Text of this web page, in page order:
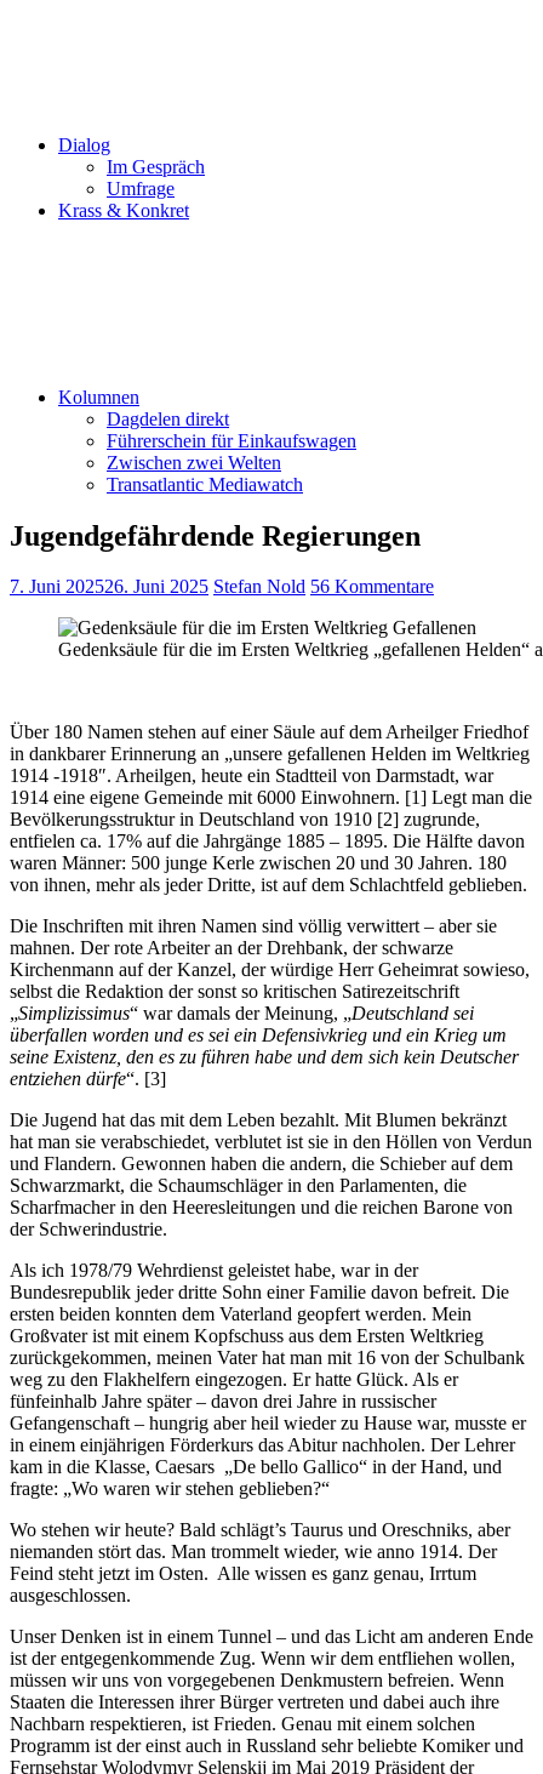
Dialog
Im Gespräch
Umfrage
Krass & Konkret
Kolumnen
Dagdelen direkt
Führerschein für Einkaufswagen
Zwischen zwei Welten
Transatlantic Mediawatch
Jugendgefährdende Regierungen
7. Juni 202526. Juni 2025 Stefan Nold 56 Kommentare
Gedenksäule für die im Ersten Weltkrieg „gefallenen
Über 180 Namen stehen auf einer Säule auf dem Arheilger Friedhof
in dankbarer Erinnerung an „unsere gefallenen Helden im Weltkrieg
1914 -1918″. Arheilgen, heute ein Stadtteil von Darmstadt, war
1914 eine eigene Gemeinde mit 6000 Einwohnern. [1] Legt man die
Bevölkerungsstruktur in Deutschland von 1910 [2] zugrunde,
entfielen ca. 17% auf die Jahrgänge 1885 – 1895. Die Hälfte davon
waren Männer: 500 junge Kerle zwischen 20 und 30 Jahren. 180
von ihnen, mehr als jeder Dritte, ist auf dem Schlachtfeld geblieben.
Die Inschriften mit ihren Namen sind völlig verwittert – aber sie
mahnen. Der rote Arbeiter an der Drehbank, der schwarze
Kirchenmann auf der Kanzel, der würdige Herr Geheimrat sowieso,
selbst die Redaktion der sonst so kritischen Satirezeitschrift
„Simplizissimus“ war damals der Meinung, „Deutschland sei
überfallen worden und es sei ein Defensivkrieg und ein Krieg um
seine Existenz, den es zu führen habe und dem sich kein Deutscher
entziehen dürfe“. [3]
Die Jugend hat das mit dem Leben bezahlt. Mit Blumen bekränzt
hat man sie verabschiedet, verblutet ist sie in den Höllen von Verdun
und Flandern. Gewonnen haben die andern, die Schieber auf dem
Schwarzmarkt, die Schaumschläger in den Parlamenten, die
Scharfmacher in den Heeresleitungen und die reichen Barone von
der Schwerindustrie.
Als ich 1978/79 Wehrdienst geleistet habe, war in der
Bundesrepublik jeder dritte Sohn einer Familie davon befreit. Die
ersten beiden konnten dem Vaterland geopfert werden. Mein
Großvater ist mit einem Kopfschuss aus dem Ersten Weltkrieg
zurückgekommen, meinen Vater hat man mit 16 von der Schulbank
weg zu den Flakhelfern eingezogen. Er hatte Glück. Als er
fünfeinhalb Jahre später – davon drei Jahre in russischer
Gefangenschaft – hungrig aber heil wieder zu Hause war, musste er
in einem einjährigen Förderkurs das Abitur nachholen. Der Lehrer
kam in die Klasse, Caesars „De bello Gallico“ in der Hand, und
fragte: „Wo waren wir stehen geblieben?“
Wo stehen wir heute? Bald schlägt’s Taurus und Oreschniks, aber
niemanden stört das. Man trommelt wieder, wie anno 1914. Der
Feind steht jetzt im Osten. Alle wissen es ganz genau, Irrtum
ausgeschlossen.
Unser Denken ist in einem Tunnel – und das Licht am anderen Ende
ist der entgegenkommende Zug. Wenn wir dem entfliehen wollen,
müssen wir uns von vorgegebenen Denkmustern befreien. Wenn
Staaten die Interessen ihrer Bürger vertreten und dabei auch ihre
Nachbarn respektieren, ist Frieden. Genau mit einem solchen
Programm ist der einst auch in Russland sehr beliebte Komiker und
Fernsehstar Wolodymyr Selenskij im Mai 2019 Präsident der